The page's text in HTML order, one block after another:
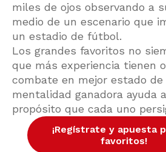
miles de ojos observando a
medio de un escenario que
un estadio de fútbol.
Los grandes favoritos no
que más experiencia tienen
combate en mejor estado
mentalidad ganadora ayuda
propósito que cada uno
¡Regístrate y apuesta
favoritos!